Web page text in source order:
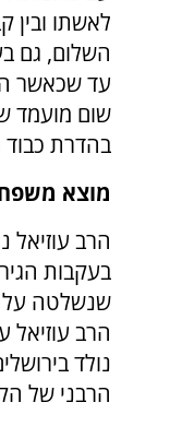
לאשתו ובין
השלום, גם
עד שכאשר
שום מועמד
בהדרת כבוד
מוצא
הרב עוזיאל
בעקבות
שנשלטה על
הרב
נולד
הרבני של